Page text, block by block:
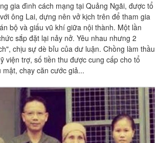
gia đình cách mạng tại Quảng Ngãi, được tổ
ông Lai, dựng nên vở kịch trên để tham gia
bộ và giấu vũ khí giữa nội thành. Một lần
sắp đặt lại nảy nở. Yêu nhau nhưng 2
chịu sự dè bỉu của dư luận. Chồng làm thầu
viện trợ, số tiền thu được cung cấp cho tổ
chạy căn cước giả...